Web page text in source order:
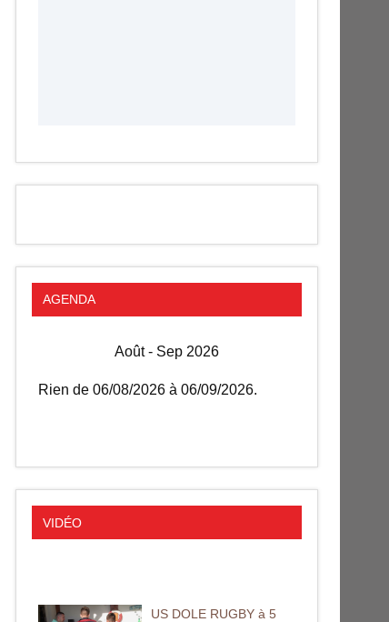
AGENDA
Août - Sep 2026
Rien de 06/08/2026 à 06/09/2026.
VIDÉO
US DOLE RUGBY à 5